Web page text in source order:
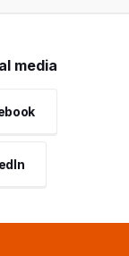
media